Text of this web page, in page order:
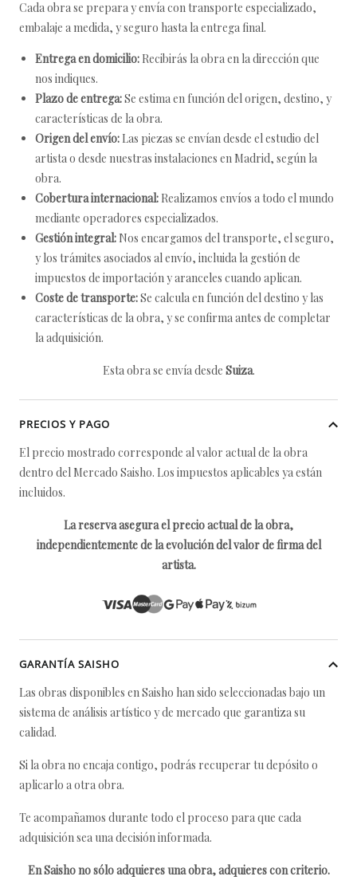
Cada obra se prepara y envía con transporte especializado,
embalaje a medida, y seguro hasta la entrega final.
Entrega en domicilio: Recibirás la obra en la dirección que
nos indiques.
Plazo de entrega:Se estima en función del origen, destino, y
características de la obra.
Origen del envío: Las piezas se envían desde el estudio del
artista o desde nuestras instalaciones en Madrid, según la
obra.
Cobertura internacional: Realizamos envíos a todo el mundo
mediante operadores especializados.
Gestión integral: Nos encargamos del transporte, el seguro,
y los trámites asociados al envío, incluida la gestión de
impuestos de importación y aranceles cuando aplican.
Coste de transporte:Se calcula en función del destino y las
características de la obra, y se confirma antes de completar
la adquisición.
Esta obra se envía desde Suiza.
PRECIOS Y PAGO
El precio mostrado corresponde al valor actual de la obra
dentro del Mercado Saisho. Los impuestos aplicables ya están
incluidos.
La reserva asegura el precio actual de la obra,
independientemente de la evolución del valor de firma del
artista.
GARANTÍA SAISHO
Las obras disponibles en Saisho han sido seleccionadas bajo un
sistema de análisis artístico y de mercado que garantiza su
calidad.
Si la obra no encaja contigo, podrás recuperar tu depósito o
aplicarlo a otra obra.
Te acompañamos durante todo el proceso para que cada
adquisición sea una decisión informada.
En Saisho no sólo adquieres una obra, adquieres con criterio.